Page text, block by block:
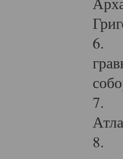
6.
7.
8.